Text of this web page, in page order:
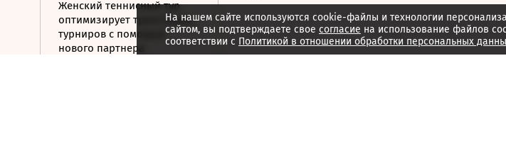
Женский теннисный тур
оптимизирует трансляции
турниров с помощью
нового партнера
На нашем сайте используются cookie-файлы и технологии
сайтом, вы подтверждаете свое согласие на использование файлов
соответствии с Политикой в отношении обработки персональных